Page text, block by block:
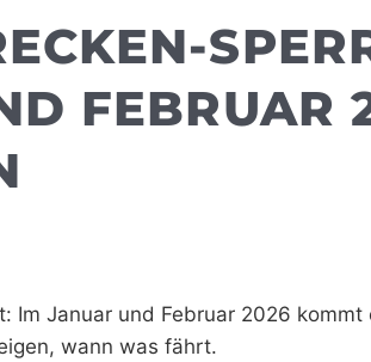
FEBRUAR
Im Januar und Februar 2026
wann was fährt.